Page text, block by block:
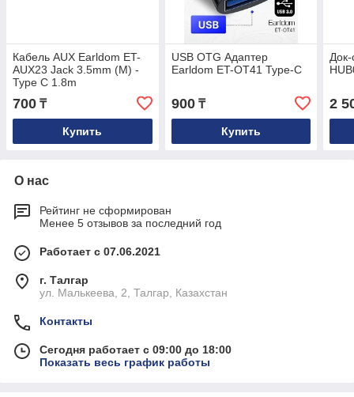
Кабель AUX Earldom ET-
AUX23 Jack 3.5mm (M) -
Type C 1.8m
700 ₸
Купить
USB OTG Адаптер
Earldom ET-OT41 Type-C
900₸
Купить
Док-
2
О нас
Рейтинг не сформирован
Менее 5 отзывов за последний год
Работает с 07.06.2021
г. Талгар
ул. Малькеева, 2, Талгар, Казахстан
Контакты
Сегодня работает с 09:00 до 18:00
Показать весь график работы